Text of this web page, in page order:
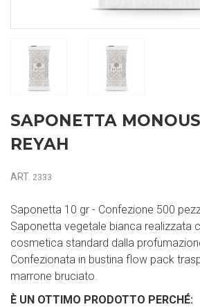
SAPONETTA
REYAH
ART. 2333
Saponetta 10 gr - Confezione 500
Saponetta vegetale bianca realizzata
cosmetica standard dalla
Confezionata in bustina flow pack
marrone bruciato.
È UN OTTIMO PRODOTTO PERCHÉ: